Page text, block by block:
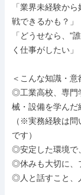
「業界未経験か
戦できるかも？」
「どうせなら、"
く仕事がしたい」
＜こんな知識・
◎工業高校、専門
械・設備を学んだ
（※実務経験は
です）
◎安定した環境で
◎休みも大切に、
◎人と話すこと、